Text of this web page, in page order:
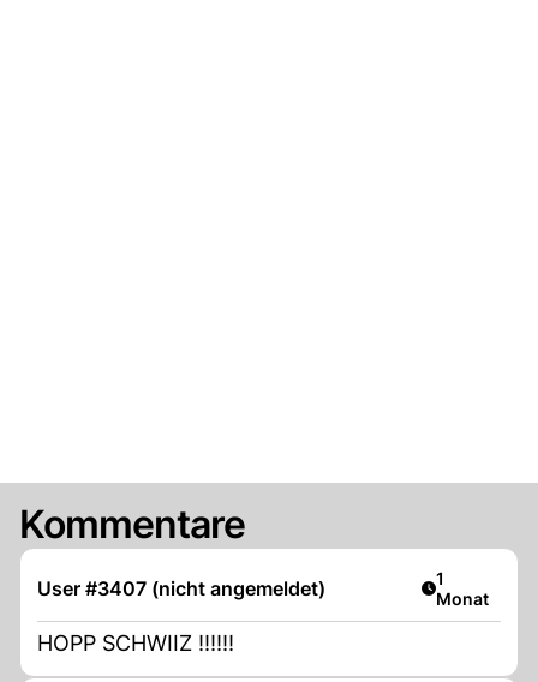
Kommentare
User #3407 (nicht angemeldet) Artikel
1
Monat
HOPP SCHWIIZ !!!!!!